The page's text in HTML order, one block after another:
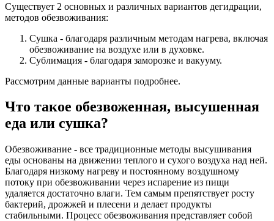
Существует 2 основных и различных вариантов дегидрации,
методов обезвоживания:
Сушка - благодаря различным методам нагрева, включая
обезвоживание на воздухе или в духовке.
Сублимация - благодаря заморозке и вакууму.
Рассмотрим данные варианты подробнее.
Что такое обезвоженная, высушенная
еда или сушка?
Обезвоживание - все традиционные методы высушивания
еды основаны на движении теплого и сухого воздуха над ней.
Благодаря низкому нагреву и постоянному воздушному
потоку при обезвоживании через испарение из пищи
удаляется достаточно влаги. Тем самым препятствует росту
бактерий, дрожжей и плесени и делает продукты
стабильными. Процесс обезвоживания представляет собой